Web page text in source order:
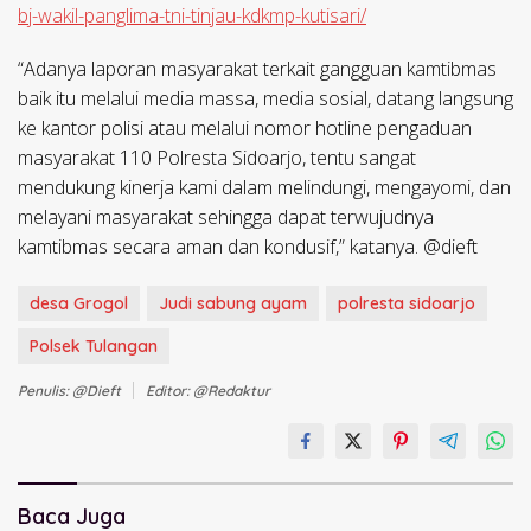
bj-wakil-panglima-tni-tinjau-kdkmp-kutisari/
“Adanya laporan masyarakat terkait gangguan kamtibmas
baik itu melalui media massa, media sosial, datang langsung
ke kantor polisi atau melalui nomor hotline pengaduan
masyarakat 110 Polresta Sidoarjo, tentu sangat
mendukung kinerja kami dalam melindungi, mengayomi, dan
melayani masyarakat sehingga dapat terwujudnya
kamtibmas secara aman dan kondusif,” katanya. @dieft
desa Grogol Judi sabung ayam
polresta sidoarjo
Polsek Tulangan
Penulis: @dieft Editor: @redaktur
Baca Juga